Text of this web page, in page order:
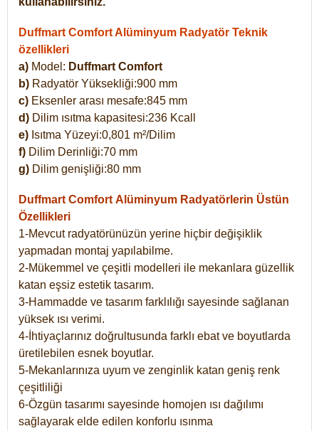
Duffmart Comfort Alüminyum Radyatör Teknik
özellikleri
a) Model: Duffmart Comfort
b) Radyatör Yüksekliği:900 mm
c) Eksenler arası mesafe:845 mm
d) Dilim ısıtma kapasitesi:236 Kcall
e) Isıtma Yüzeyi:0,801 m²/Dilim
f) Dilim Derinliği:70 mm
g) Dilim genişliği:80 mm
Duffmart Comfort Alüminyum Radyatörlerin Üstün
Özellikleri
1-Mevcut radyatörünüzün yerine hiçbir değişiklik
yapmadan montaj yapılabilme.
2-Mükemmel ve çeşitli modelleri ile mekanlara güzellik
katan eşsiz estetik tasarım.
3-Hammadde ve tasarım farklılığı sayesinde sağlanan
yüksek ısı verimi.
4-İhtiyaçlarınız doğrultusunda farklı ebat ve boyutlarda
üretilebilen esnek boyutlar.
5-Mekanlarınıza uyum ve zenginlik katan geniş renk
çeşitliliği
6-Özgün tasarımı sayesinde homojen ısı dağılımı
sağlayarak elde edilen konforlu ısınma